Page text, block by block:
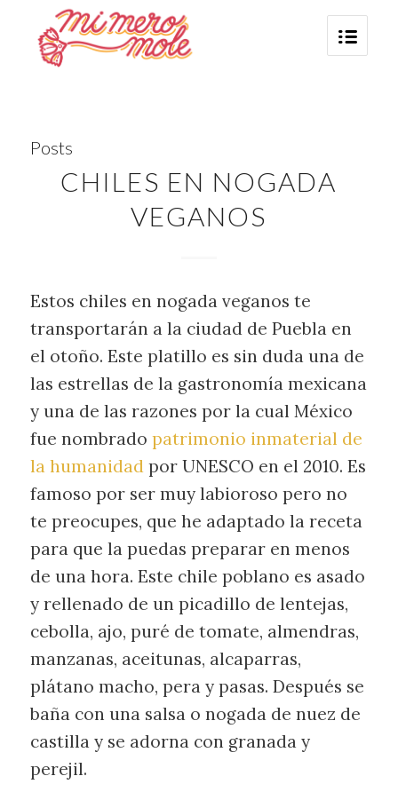
Posts
CHILES EN NOGADA
VEGANOS
Estos chiles en nogada veganos te
transportarán a la ciudad de Puebla en
el otoño. Este platillo es sin duda una de
las estrellas de la gastronomía mexicana
y una de las razones por la cual México
fue nombrado patrimonio inmaterial de
la humanidadpor UNESCO en el 2010. Es
famoso por ser muy labioroso pero no
te preocupes, que he adaptado la receta
para que la puedas preparar en menos
de una hora. Este chile poblano es asado
y rellenado de un picadillo de lentejas,
cebolla, ajo, puré de tomate, almendras,
manzanas, aceitunas, alcaparras,
plátano macho, pera y pasas. Después se
baña con una salsa o nogada de nuez de
castilla y se adorna con granada y
perejil.